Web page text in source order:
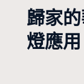
歸家
燈應